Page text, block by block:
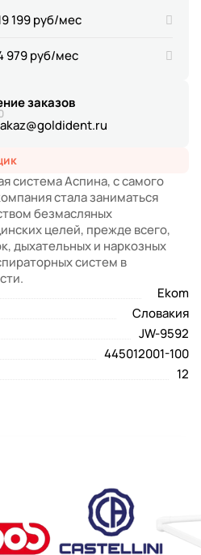
система Аспина, с самого
стала заниматься
безмасляных
целей, прежде всего,
дыхательных и наркозных
систем в
Ekom
Словакия
JW-9592
445012001-100
12
199 руб/мес
979 руб/мес
заказов